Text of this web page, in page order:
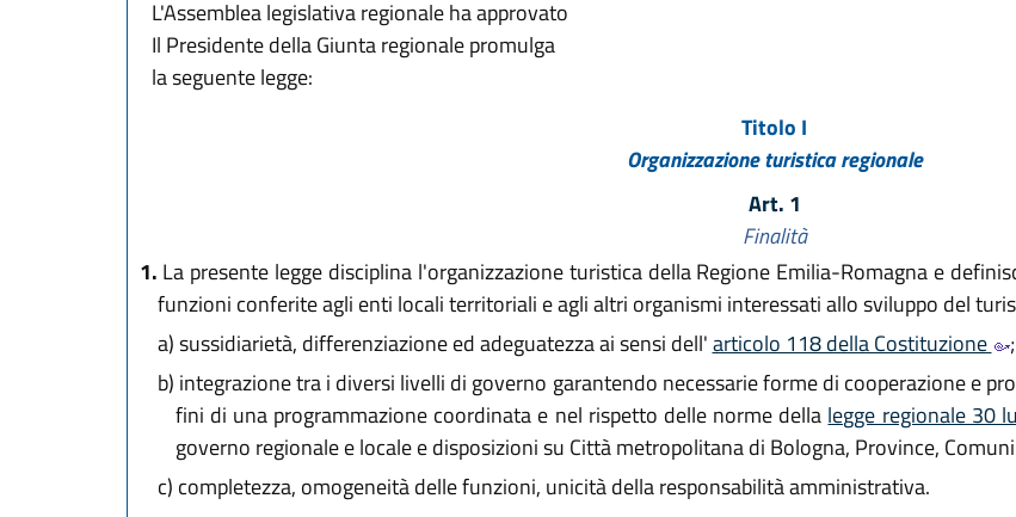
L'Assemblea legislativa regionale ha approvato
Il Presidente della Giunta regionale promulga
la seguente legge:
Titolo I
Organizzazione turistica regionale
Art. 1
Finalità
1. La presente legge disciplina l'organizzazione turistica della Regione Emilia-Romagna e
funzioni conferite agli enti locali territoriali e agli altri organismi interessati allo sviluppo del
a)sussidiarietà, differenziazione ed adeguatezza ai sensi dell'articolo 118 della Costituzione
;
b) integrazione tra i diversi livelli di governo garantendo necessarie forme di cooperazione e
fini di una programmazione coordinata e nel rispetto delle norme della legge regionale 30
governo regionale e locale e disposizioni su Città metropolitana di Bologna, Province,
c) completezza, omogeneità delle funzioni, unicità della responsabilità amministrativa.